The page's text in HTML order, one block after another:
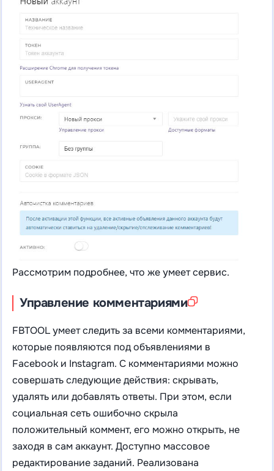
Рассмотрим подробнее, что же умеет сервис.
Управление комментариями
FBTOOL умеет следить за всеми комментариями,
которые появляются под объявлениями в
Facebook и Instagram. С комментариями можно
совершать следующие действия: скрывать,
удалять или добавлять ответы. При этом, если
социальная сеть ошибочно скрыла
положительный коммент, его можно открыть, не
заходя в сам аккаунт. Доступно массовое
редактирование заданий. Реализована